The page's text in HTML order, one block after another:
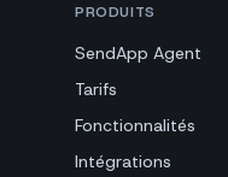
PRODUITS
SendApp Agent
Tarifs
Fonctionnalités
Intégrations